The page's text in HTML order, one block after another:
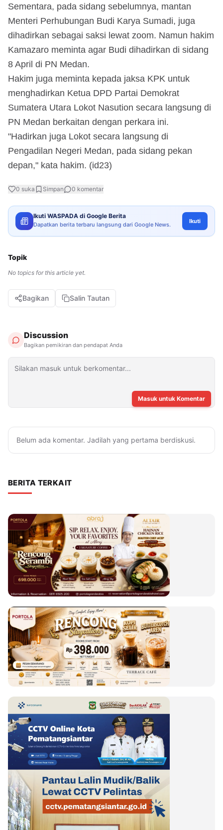
Sementara, pada sidang sebelumnya, mantan
Menteri Perhubungan Budi Karya Sumadi, juga
dihadirkan sebagai saksi lewat zoom. Namun hakim
Kamazaro meminta agar Budi dihadirkan di sidang
8 April di PN Medan.
Hakim juga meminta kepada jaksa KPK untuk
menghadirkan Ketua DPD Partai Demokrat
Sumatera Utara Lokot Nasution secara langsung di
PN Medan berkaitan dengan perkara ini.
"Hadirkan juga Lokot secara langsung di
Pengadilan Negeri Medan, pada sidang pekan
depan," kata hakim. (id23)
0 suka Simpan 0 komentar
Ikuti WASPADA di Google Berita
Dapatkan berita terbaru langsung dari Google News. Ikuti
Topik
No topics for this article yet.
Bagikan Salin Tautan
Discussion
Bagikan pemikiran dan pendapat Anda
Masuk untuk Komentar
Belum ada komentar. Jadilah yang pertama berdiskusi.
BERITA TERKAIT